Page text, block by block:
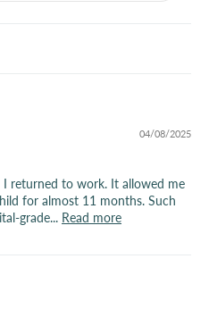
04/08/2025
returned to work. It allowed me
for almost 11 months. Such
grade... Read more